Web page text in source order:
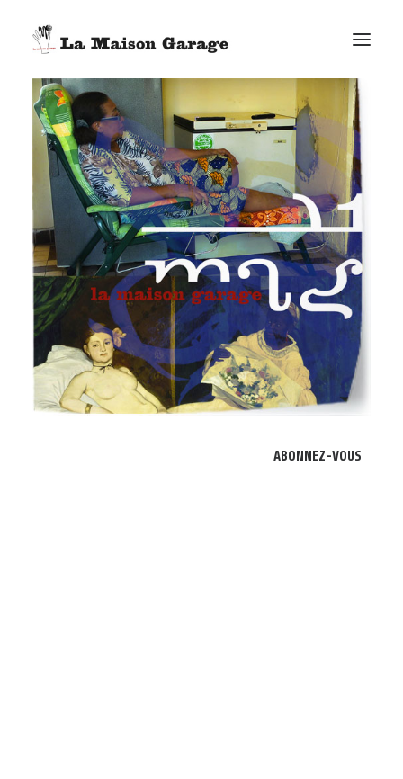
ACCUEIL
LES ACTUS
LES PRODUCTIONS
L’ÉPICERIE
G. ELIE-DIT-COSAQUE
LE MAG
BONUS
FACEBOOK
VIMEO
E-MAIL
À PROPOS
ABONNEZ-VOUS